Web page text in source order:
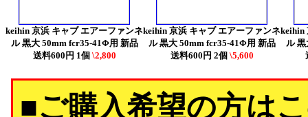
keihin 京浜 キャブ エアーファンネ
ル 黒大 50mm fcr35-41Φ用 新品
送料600円 1個 \2,800
keihin 京浜 キャブ エアーファンネ
ル 黒大 50mm fcr35-41Φ用 新品
送料600円 2個 \5,600
keihin
ル